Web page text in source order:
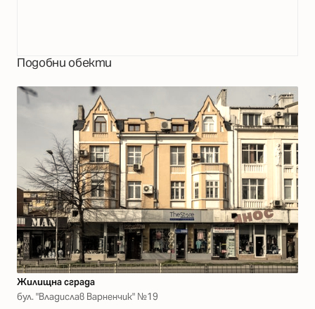
Подобни обекти
Жилищна сграда
бул. "Владислав Варненчик" №19